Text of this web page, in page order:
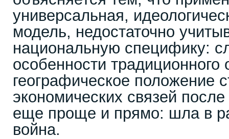
универсальная,
модель, недостаточно
национальную специфику:
особенности традиционного
географическое положение
экономических связей
еще проще и прямо: шла в
война.